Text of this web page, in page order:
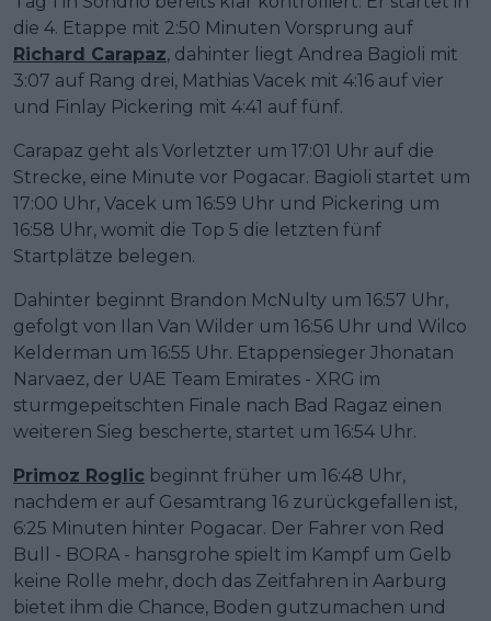
die 4. Etappe mit 2:50 Minuten Vorsprung auf
Richard Carapaz, dahinter liegt Andrea Bagioli mit
3:07 auf Rang drei, Mathias Vacek mit 4:16 auf vier
und Finlay Pickering mit 4:41 auf fünf.
Carapaz geht als Vorletzter um 17:01 Uhr auf die
Strecke, eine Minute vor Pogacar. Bagioli startet um
17:00 Uhr, Vacek um 16:59 Uhr und Pickering um
16:58 Uhr, womit die Top 5 die letzten fünf
Startplätze belegen.
Dahinter beginnt Brandon McNulty um 16:57 Uhr,
gefolgt von Ilan Van Wilder um 16:56 Uhr und Wilco
Kelderman um 16:55 Uhr. Etappensieger Jhonatan
Narvaez, der UAE Team Emirates - XRG im
sturmgepeitschten Finale nach Bad Ragaz einen
weiteren Sieg bescherte, startet um 16:54 Uhr.
Primoz Roglic beginnt früher um 16:48 Uhr,
nachdem er auf Gesamtrang 16 zurückgefallen ist,
6:25 Minuten hinter Pogacar. Der Fahrer von Red
Bull - BORA - hansgrohe spielt im Kampf um Gelb
keine Rolle mehr, doch das Zeitfahren in Aarburg
bietet ihm die Chance, Boden gutzumachen und